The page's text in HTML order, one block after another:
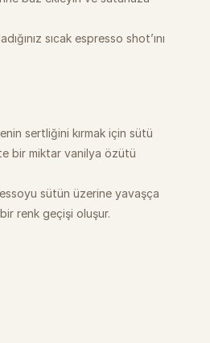
sıcak espresso shot’ını
sertliğini kırmak için sütü
bir miktar vanilya özütü
sütün üzerine yavaşça
renk geçişi oluşur.